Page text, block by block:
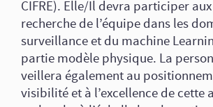
CIFRE). Elle/Il devra participer
recherche de l’équipe dans les
surveillance et du machine
partie modèle physique. La
veillera également au
visibilité et à l’excellence de cette